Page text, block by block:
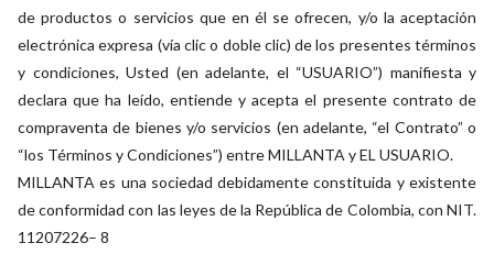
de productos o servicios que en él se ofrecen, y/o la aceptación
electrónica expresa (vía clic o doble clic) de los presentes términos
y condiciones, Usted (en adelante, el “USUARIO”) manifiesta y
declara que ha leído, entiende y acepta el presente contrato de
compraventa de bienes y/o servicios (en adelante, “el Contrato” o
“los Términos y Condiciones”) entre MILLANTA y EL USUARIO.
MILLANTA es una sociedad debidamente constituida y existente
de conformidad con las leyes de la República de Colombia, con NIT.
11207226– 8